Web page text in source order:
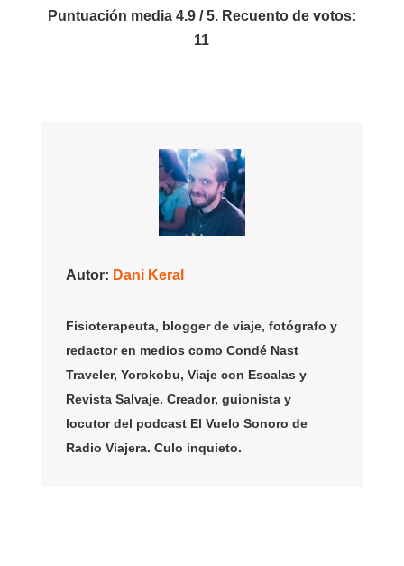
Puntuación media 4.9/ 5. Recuento de votos:
11
Autor: Dani Keral
Fisioterapeuta, blogger de viaje, fotógrafo y
redactor en medios como Condé Nast
Traveler, Yorokobu, Viaje con Escalas y
Revista Salvaje. Creador, guionista y
locutor del podcast El Vuelo Sonoro de
Radio Viajera. Culo inquieto.